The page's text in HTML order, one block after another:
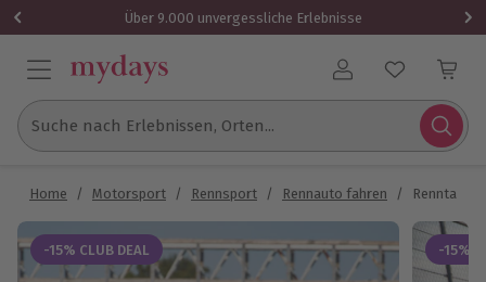
Über 9.000 unvergessliche Erlebnisse
Benutzerkonto
Suche nach Erlebnissen, Orten...
Home / Motorsport / Rennsport / Rennauto fahren / Renntaxi
-15% CLUB DEAL -15%